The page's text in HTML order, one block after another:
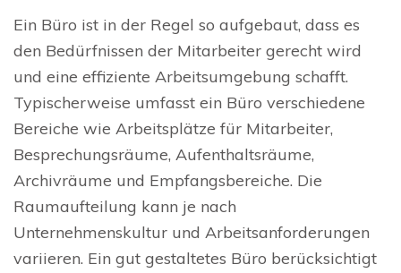
Ein Büro ist in der Regel so aufgebaut, dass es
den Bedürfnissen der Mitarbeiter gerecht wird
und eine effiziente Arbeitsumgebung schafft.
Typischerweise umfasst ein Büro verschiedene
Bereiche wie Arbeitsplätze für Mitarbeiter,
Besprechungsräume, Aufenthaltsräume,
Archivräume und Empfangsbereiche. Die
Raumaufteilung kann je nach
Unternehmenskultur und Arbeitsanforderungen
variieren. Ein gut gestaltetes Büro berücksichtigt